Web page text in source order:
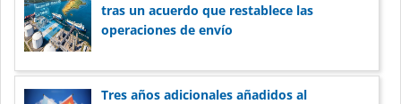
tras un acuerdo que restablece las
operaciones de envío
Tres años adicionales añadidos al